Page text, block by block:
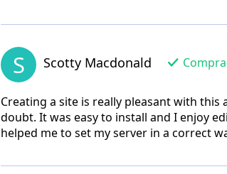
S Scotty Macdonald
Creating a site is really pleasant with
doubt. It was easy to install and I enjoy
helped me to set my server in a correct